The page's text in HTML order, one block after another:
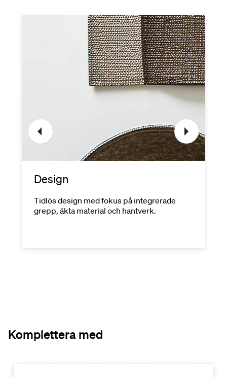
Design
Tidlös design med fokus på integrerade
grepp, äkta material och hantverk.
Komplettera med